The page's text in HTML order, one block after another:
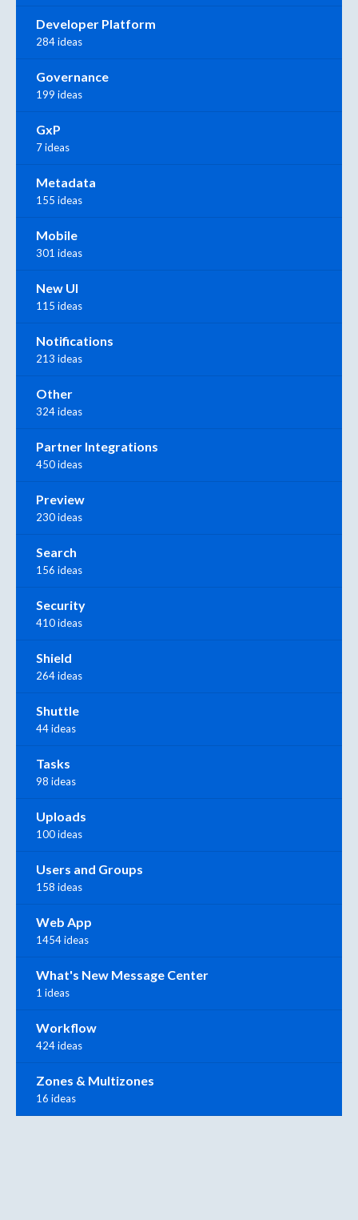
Developer Platform
284 ideas
Governance
199 ideas
GxP
7 ideas
Metadata
155 ideas
Mobile
301 ideas
New UI
115 ideas
Notifications
213 ideas
Other
324 ideas
Partner Integrations
450 ideas
Preview
230 ideas
Search
156 ideas
Security
410 ideas
Shield
264 ideas
Shuttle
44 ideas
Tasks
98 ideas
Uploads
100 ideas
Users and Groups
158 ideas
Web App
1454 ideas
What's New Message Center
1 ideas
Workflow
424 ideas
Zones & Multizones
16 ideas